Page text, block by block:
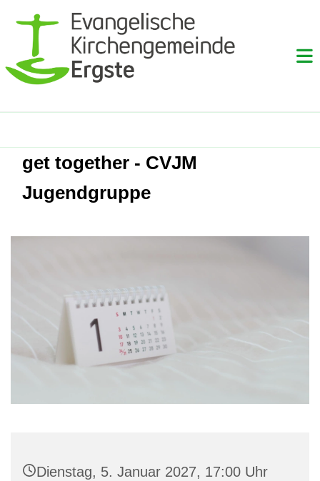
get together - CVJM
Jugendgruppe
Dienstag, 5. Januar 2027, 17:00 Uhr